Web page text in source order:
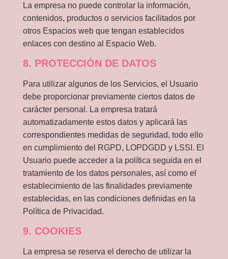
La empresa no puede controlar la información,
contenidos, productos o servicios facilitados por
otros Espacios web que tengan establecidos
enlaces con destino al Espacio Web.
8. PROTECCIÓN DE DATOS
Para utilizar algunos de los Servicios, el Usuario
debe proporcionar previamente ciertos datos de
carácter personal. La empresa tratará
automatizadamente estos datos y aplicará las
correspondientes medidas de seguridad, todo ello
en cumplimiento del RGPD, LOPDGDD y LSSI. El
Usuario puede acceder a la política seguida en el
tratamiento de los datos personales, así como el
establecimiento de las finalidades previamente
establecidas, en las condiciones definidas en la
Política de Privacidad.
9. COOKIES
La empresa se reserva el derecho de utilizar la